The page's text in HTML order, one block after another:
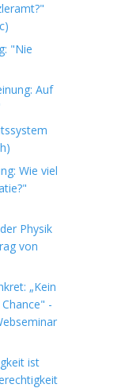
"Nie
Auf
Wie viel
Physik
von
„Kein
-
ist